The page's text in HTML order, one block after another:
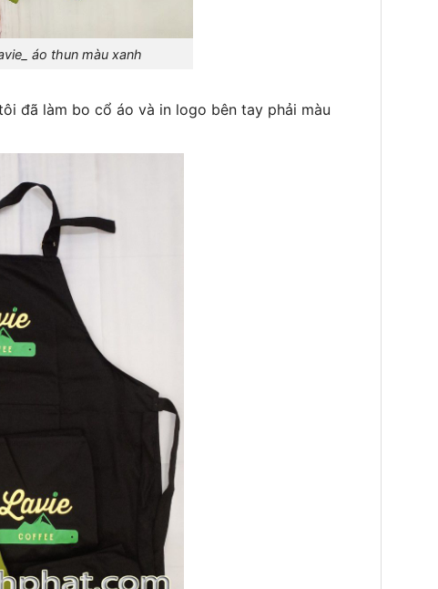
áo thun màu xanh
đã làm bo cổ áo và in logo bên tay phải màu